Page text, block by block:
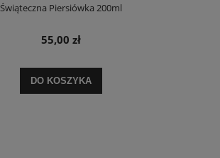
Świąteczna Piersiówka 200ml
55,00 zł
DO KOSZYKA